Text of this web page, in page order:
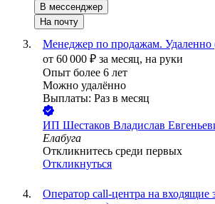
В мессенджер
На почту
Менеджер по продажам. Удаленно (
от 60 000 ₽ за месяц, на руки
Опыт более 6 лет
Можно удалённо
Выплаты: Раз в месяц
ИП Шестаков Владислав
Елабуга
Откликнитесь среди первых
Откликнуться
Оператор call-центра на входящие